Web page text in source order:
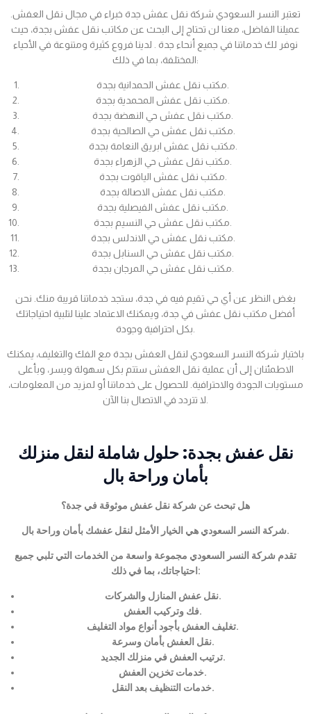
تعتبر النسر السعودي شركة نقل عفش جدة خبراء في مجال نقل العفش.
عميلنا الفاضل، معنا لن تحتاج إلى البحث عن مكاتب نقل عفش بجدة، حيث
نوفر لك خدماتنا في جميع أنحاء جدة . لدينا فروع كثيرة ومتنوعة في الأحياء
المختلفة، بما في ذلك:
مكتب نقل عفش الحمدانية بجدة.
مكتب نقل عفش المحمدية بجدة.
مكتب نقل عفش حي النهضة بجدة.
مكتب نقل عفش حي الصالحية بجدة.
مكتب نقل عفش ابريق النعامة بجدة.
مكتب نقل عفش حي الزهراء بجدة.
مكتب نقل عفش الياقوت بجدة.
مكتب نقل عفش الاصالة بجدة.
مكتب نقل عفش الفيصلية بجدة.
مكتب نقل عفش حي النسيم بجدة.
مكتب نقل عفش حي الاندلس بجدة.
مكتب نقل عفش حي السنابل بجدة.
مكتب نقل عفش حي المرجان بجدة.
بغض النظر عن أي حي تقيم فيه في جدة، ستجد خدماتنا قريبة منك. نحن
أفضل مكتب نقل عفش في جدة، ويمكنك الاعتماد علينا لتلبية احتياجاتك
بكل احترافية وجودة.
باختيار شركة النسر السعودي لنقل العفش بجدة مع الفك والتغليف، يمكنك
الاطمئنان إلى أن عملية نقل العفش ستتم بكل سهولة ويسر، وبأعلى
مستويات الجودة والاحترافية. للحصول على خدماتنا أو لمزيد من المعلومات،
لا تتردد في الاتصال بنا الآن.
نقل عفش بجدة: حلول شاملة لنقل منزلك
بأمان وراحة بال
هل تبحث عن شركة نقل عفش موثوقة في جدة؟
شركة النسر السعودي هي الخيار الأمثل لنقل عفشك بأمان وراحة بال.
تقدم شركة النسر السعودي مجموعة واسعة من الخدمات التي تلبي جميع
احتياجاتك، بما في ذلك:
نقل عفش المنازل والشركات.
فك وتركيب العفش.
تغليف العفش بأجود أنواع مواد التغليف.
نقل العفش بأمان وسرعة.
ترتيب العفش في منزلك الجديد.
خدمات تخزين العفش.
خدمات التنظيف بعد النقل.